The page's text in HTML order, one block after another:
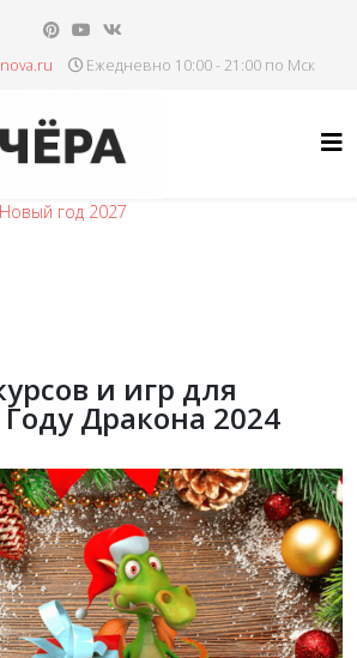
Ежедневно 10:00 - 21:00 по Мск
Новый год 2027
и игр для
Дракона 2024